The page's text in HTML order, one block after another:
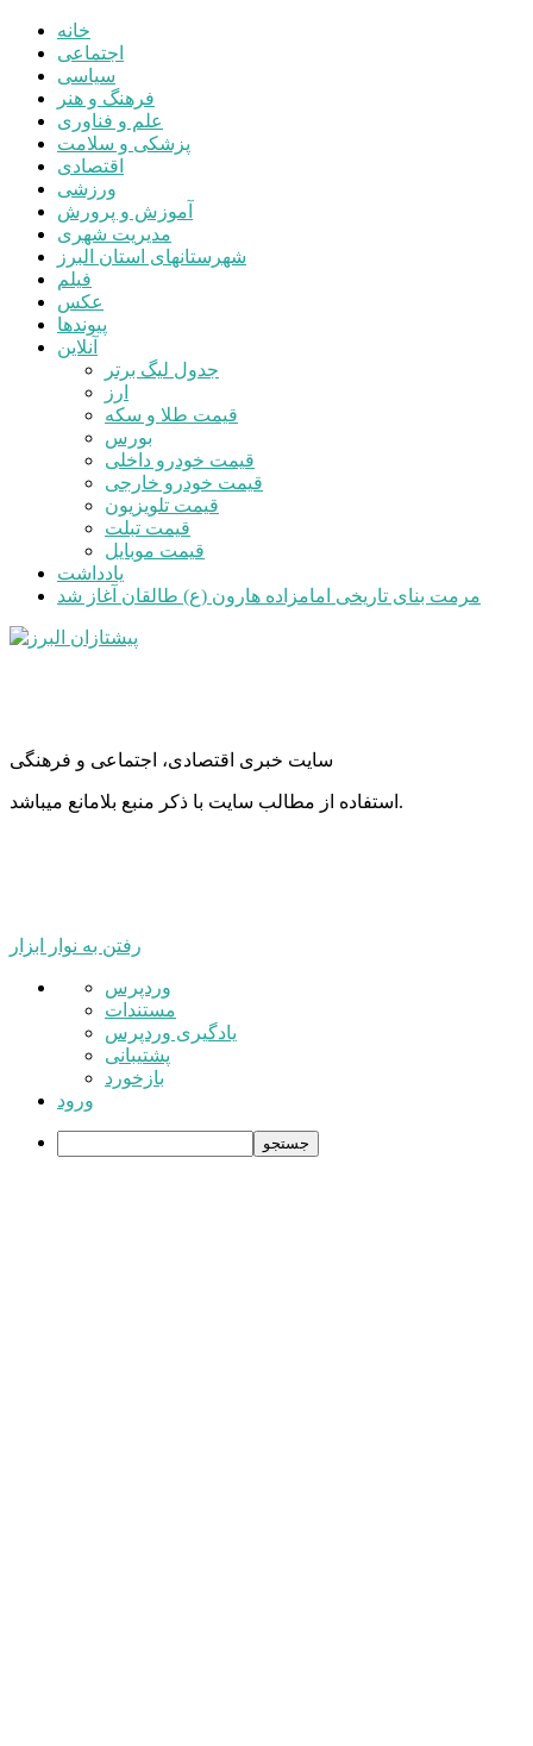
خانه
اجتماعی
سیاسی
فرهنگ و هنر
علم و فناوری
پزشکی و سلامت
اقتصادی
ورزشی
آموزش و پرورش
مدیریت شهری
شهرستانهای استان البرز
فیلم
عکس
پیوندها
آنلاین
جدول لیگ برتر
ارز
قیمت طلا و سکه
بورس
قیمت خودرو داخلی
قیمت خودرو خارجی
قیمت تلویزیون
قیمت تبلت
قیمت موبایل
یادداشت
مرمت بنای تاریخی امامزاده هارون (ع) طالقان آغاز شد
سایت خبری اقتصادی، اجتماعی و فرهنگی
استفاده از مطالب سایت با ذکر منبع بلامانع میباشد.
رفتن به نوار ابزار
درباره
وردپرس
وردپرس
مستندات
یادگیری وردپرس
پشتیبانی
بازخورد
ورود
جستجو